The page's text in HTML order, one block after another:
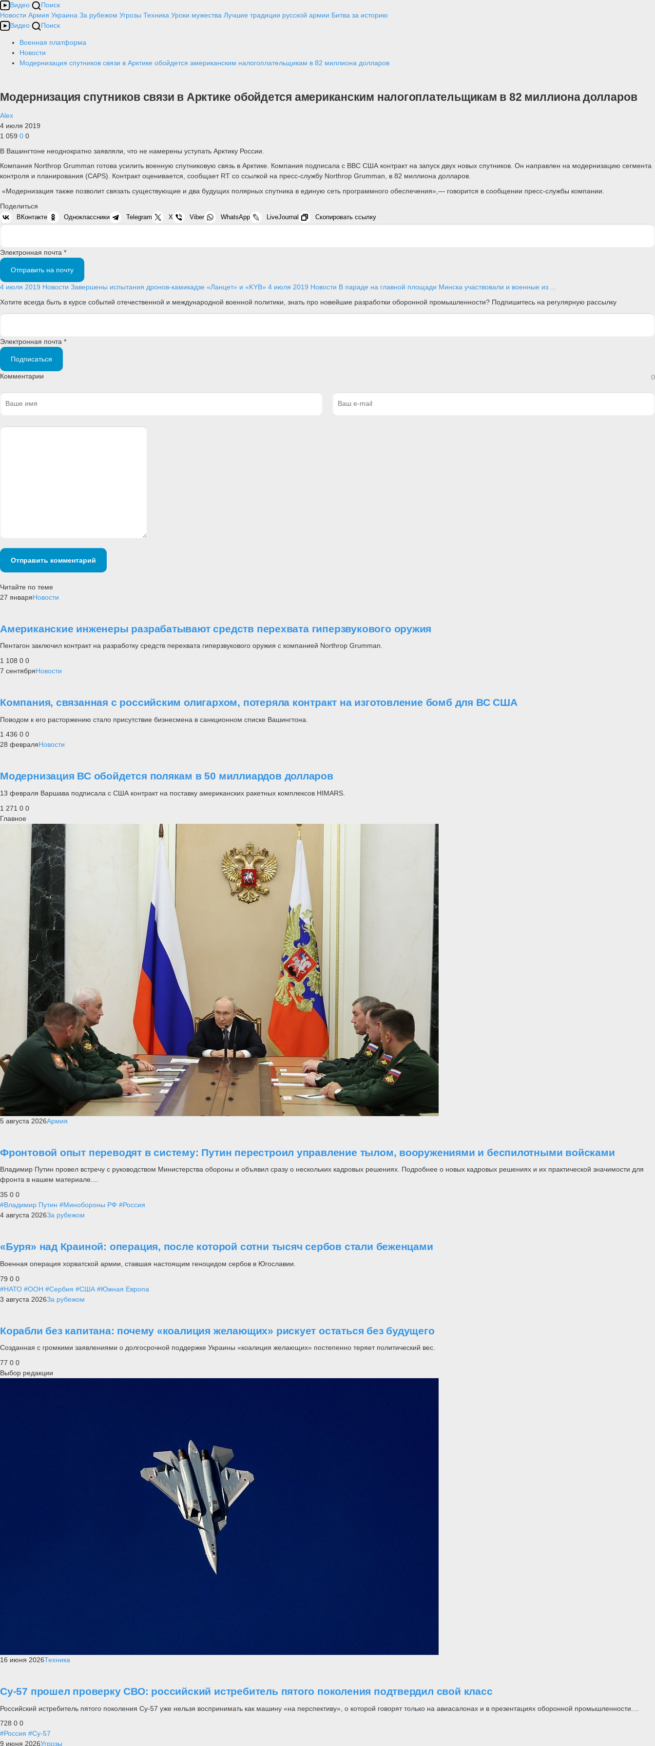
Видео
Поиск
Новости Армия Украина За рубежом Угрозы Техника Уроки мужества Лучшие традиции русской армии Битва за историю
Видео
Поиск
Военная платформа
Новости
Модернизация спутников связи в Арктике обойдется американским налогоплательщикам в 82 миллиона долларов
Модернизация спутников связи в Арктике обойдется американским налогоплательщикам в 82 миллиона долларов
Alex
4 июля 2019
1 059 0 0
В Вашингтоне неоднократно заявляли, что не намерены уступать Арктику России.
Компания Northrop Grumman готова усилить военную спутниковую связь в Арктике. Компания подписала с ВВС США контракт на запуск двух новых спутников. Он направлен на модернизацию сегмента
контроля и планирования (CAPS). Контракт оценивается, сообщает RT со ссылкой на пресс-службу Northrop Grumman, в 82 миллиона долларов.
«Модернизация также позволит связать существующие и два будущих полярных спутника в единую сеть программного обеспечения»,— говорится в сообщении пресс-службы компании.
Поделиться
ВКонтакте Одноклассники Telegram X Viber WhatsApp LiveJournal Скопировать ссылку
Электронная почта *
Отправить на почту
4 июля 2019 Новости Завершены испытания дронов-камикадзе «Ланцет» и «KYB» 4 июля 2019 Новости В параде на главной площади Минска участвовали и военные из ...
Хотите всегда быть в курсе событий отечественной и международной военной политики, знать про новейшие разработки оборонной промышленности? Подпишитесь на регулярную рассылку
Электронная почта *
Подписаться
Комментарии 0
Отправить комментарий
Читайте по теме
27 январяНовости
Американские инженеры разрабатывают средств перехвата гиперзвукового оружия
Пентагон заключил контракт на разработку средств перехвата гиперзвукового оружия с компанией Northrop Grumman.
1 108 0 0
7 сентябряНовости
Компания, связанная с российским олигархом, потеряла контракт на изготовление бомб для ВС США
Поводом к его расторжению стало присутствие бизнесмена в санкционном списке Вашингтона.
1 436 0 0
28 февраляНовости
Модернизация ВС обойдется полякам в 50 миллиардов долларов
13 февраля Варшава подписала с США контракт на поставку американских ракетных комплексов HIMARS.
1 271 0 0
Главное
5 августа 2026Армия
Фронтовой опыт переводят в систему: Путин перестроил управление тылом, вооружениями и беспилотными войсками
Владимир Путин провел встречу с руководством Министерства обороны и объявил сразу о нескольких кадровых решениях. Подробнее о новых кадровых решениях и их практической значимости для
фронта в нашем материале....
35 0 0
#Владимир Путин #Минобороны РФ #Россия
4 августа 2026За рубежом
«Буря» над Краиной: операция, после которой сотни тысяч сербов стали беженцами
Военная операция хорватской армии, ставшая настоящим геноцидом сербов в Югославии.
79 0 0
#НАТО #ООН #Сербия #США #Южная Европа
3 августа 2026За рубежом
Корабли без капитана: почему «коалиция желающих» рискует остаться без будущего
Созданная с громкими заявлениями о долгосрочной поддержке Украины «коалиция желающих» постепенно теряет политический вес.
77 0 0
Выбор редакции
16 июня 2026Техника
Су-57 прошел проверку СВО: российский истребитель пятого поколения подтвердил свой класс
Российский истребитель пятого поколения Су-57 уже нельзя воспринимать как машину «на перспективу», о которой говорят только на авиасалонах и в презентациях оборонной промышленности....
728 0 0
#Россия #Су-57
9 июня 2026Угрозы